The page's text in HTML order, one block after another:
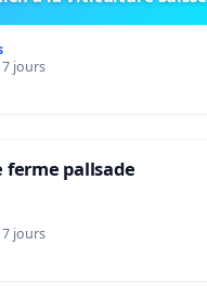
jours
ferme pallsade
jours